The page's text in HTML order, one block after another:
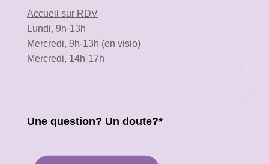
Accueil sur RDV
Lundi, 9h-13h
Mercredi, 9h-13h (en visio)
Mercredi, 14h-17h
Une question? Un doute?*